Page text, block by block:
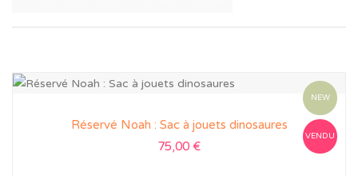
NEW
VENDU
Réservé Noah : Sac à jouets dinosaures
75,00 €